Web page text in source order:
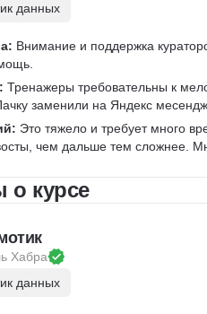
данных
Внимание и поддержка
Тренажеры требовательны к
заменили на Яндекс
Это тяжело и требует много
чем дальше тем сложнее.
о курсе
Хабра
данных